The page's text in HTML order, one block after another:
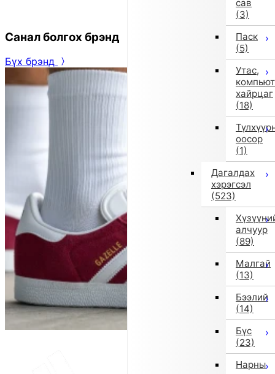
сав
(3)
Паск
(5)
Утас,
хайрцаг
(18)
оосор
(1)
Дагалдах
хэрэгсэл
(523)
алчуур
(89)
Малгай
(13)
Бээлий
(14)
Бүс
(23)
Нарны
Санал болгох брэнд
Бүх брэнд